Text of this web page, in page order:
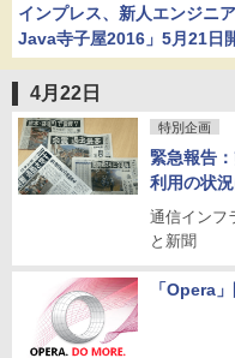
インプレス、新人エンジニ
Java寺子屋2016」5月21日
4月22日
特別企画
緊急報告
利用の状況
通信インフ
と新聞
「Opera